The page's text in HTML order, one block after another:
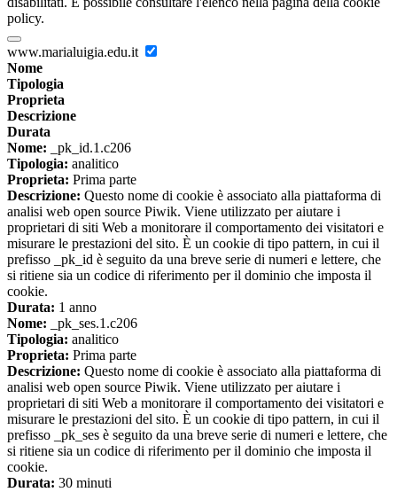
policy.
www.marialuigia.edu.it
Nome
Tipologia
Proprieta
Descrizione
Durata
Nome: _pk_id.1.c206
Tipologia: analitico
Proprieta: Prima parte
Descrizione: Questo nome di cookie è associato alla piattaforma di
analisi web open source Piwik. Viene utilizzato per aiutare i
proprietari di siti Web a monitorare il comportamento dei visitatori e
misurare le prestazioni del sito. È un cookie di tipo pattern, in cui il
prefisso _pk_id è seguito da una breve serie di numeri e lettere, che
si ritiene sia un codice di riferimento per il dominio che imposta il
cookie.
Durata: 1 anno
Nome: _pk_ses.1.c206
Tipologia: analitico
Proprieta: Prima parte
Descrizione: Questo nome di cookie è associato alla piattaforma di
analisi web open source Piwik. Viene utilizzato per aiutare i
proprietari di siti Web a monitorare il comportamento dei visitatori e
misurare le prestazioni del sito. È un cookie di tipo pattern, in cui il
prefisso _pk_ses è seguito da una breve serie di numeri e lettere, che
si ritiene sia un codice di riferimento per il dominio che imposta il
cookie.
Durata: 30 minuti